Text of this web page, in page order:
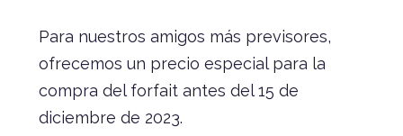
Para nuestros amigos más previsores,
ofrecemos un precio especial para la
compra del forfait antes del 15 de
diciembre de 2023.